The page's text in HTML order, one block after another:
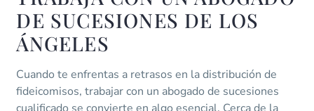
DE SUCESIONES DE LOS
ÁNGELES
Cuando te enfrentas a retrasos en la distribución de
fideicomisos, trabajar con un abogado de sucesiones